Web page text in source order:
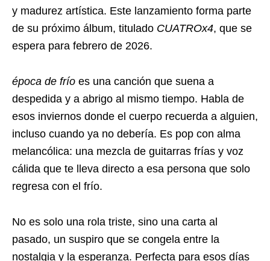
y madurez artística. Este lanzamiento forma parte
de su próximo álbum, titulado CUATROx4, que se
espera para febrero de 2026.
época de frío es una canción que suena a
despedida y a abrigo al mismo tiempo. Habla de
esos inviernos donde el cuerpo recuerda a alguien,
incluso cuando ya no debería. Es pop con alma
melancólica: una mezcla de guitarras frías y voz
cálida que te lleva directo a esa persona que solo
regresa con el frío.
No es solo una rola triste, sino una carta al
pasado, un suspiro que se congela entre la
nostalgia y la esperanza. Perfecta para esos días